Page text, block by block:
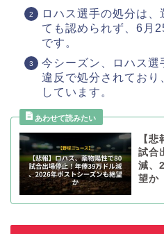
ロハス選手の処分は
ても認められず、6月
です。
今シーズン、ロハス選
違反で処分されてお
しています。
【
試合
減、
望か